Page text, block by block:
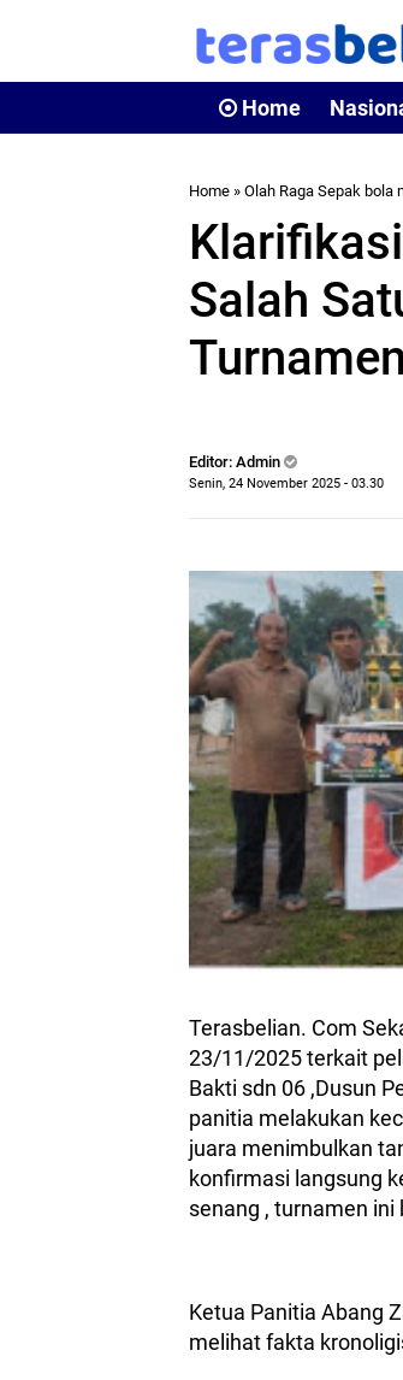
Home
Home » Olah Raga Sepak bola
Salah
Editor: Admin
Senin, 24 November 2025 - 03.30
Terasbelian. Com
23/11/2025 terkait
Bakti sdn 06 ,Dusun
panitia melakukan
juara menimbulkan
konfirmasi langsung
senang , turnamen ini
Ketua Panitia Abang
melihat fakta